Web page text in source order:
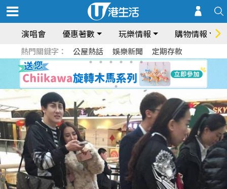
演唱會 優惠著數 玩樂情報 購物情報
熱門關鍵字： 公屋熱話 娛樂新聞 定期存款